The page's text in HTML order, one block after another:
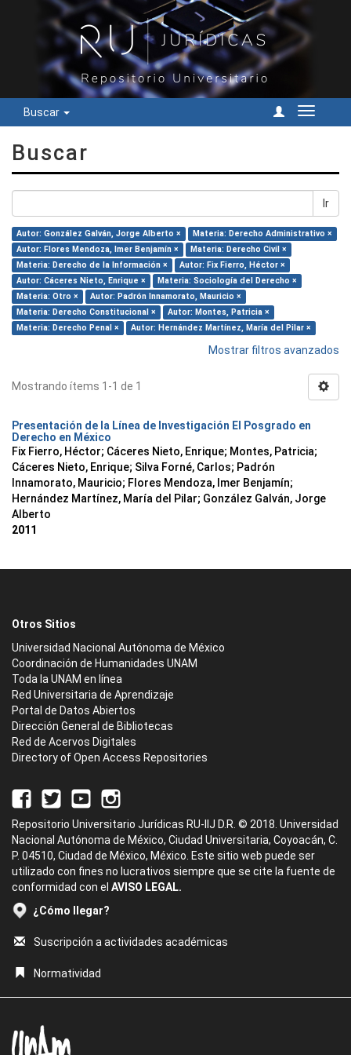
Buscar
Cambiar
Buscar
Ir
Autor: González Galván, Jorge Alberto ×
Materia: Derecho Administrativo ×
Autor: Flores Mendoza, Imer Benjamín ×
Materia: Derecho Civil ×
Materia: Derecho de la Información ×
Autor: Fix Fierro, Héctor ×
Autor: Cáceres Nieto, Enrique ×
Materia: Sociología del Derecho ×
Materia: Otro ×
Autor: Padrón Innamorato, Mauricio ×
Materia: Derecho Constitucional ×
Autor: Montes, Patricia ×
Materia: Derecho Penal ×
Autor: Hernández Martínez, María del Pilar ×
Mostrar filtros avanzados
Mostrando ítems 1-1 de 1
Presentación de la Línea de Investigación El Posgrado en
Derecho en México
Fix Fierro, Héctor; Cáceres Nieto, Enrique; Montes, Patricia;
Cáceres Nieto, Enrique; Silva Forné, Carlos; Padrón
Innamorato, Mauricio; Flores Mendoza, Imer Benjamín;
Hernández Martínez, María del Pilar; González Galván, Jorge
Alberto
2011
Otros Sitios
Universidad Nacional Autónoma de México
Coordinación de Humanidades UNAM
Toda la UNAM en línea
Red Universitaria de Aprendizaje
Portal de Datos Abiertos
Dirección General de Bibliotecas
Red de Acervos Digitales
Directory of Open Access Repositories
Repositorio Universitario Jurídicas RU-IIJ D.R. © 2018. Universidad
Nacional Autónoma de México, Ciudad Universitaria, Coyoacán, C.
P. 04510, Ciudad de México, México. Este sitio web puede ser
utilizado con fines no lucrativos siempre que se cite la fuente de
conformidad con el AVISO LEGAL.
¿Cómo llegar?
Suscripción a actividades académicas
Normatividad